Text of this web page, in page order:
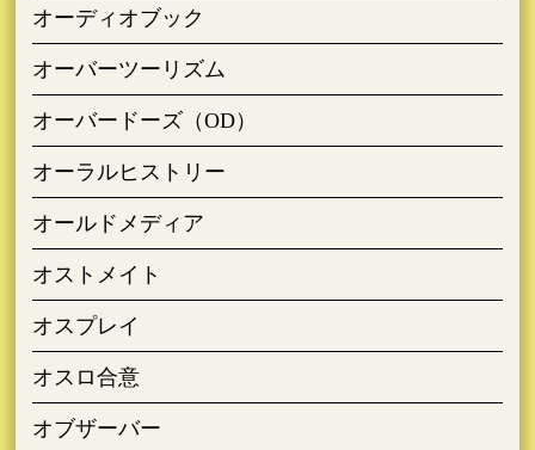
オーディオブック
オーバーツーリズム
オーバードーズ（OD）
オーラルヒストリー
オールドメディア
オストメイト
オスプレイ
オスロ合意
オブザーバー